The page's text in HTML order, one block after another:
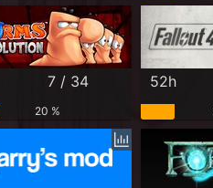
7 / 34
20 %
52h